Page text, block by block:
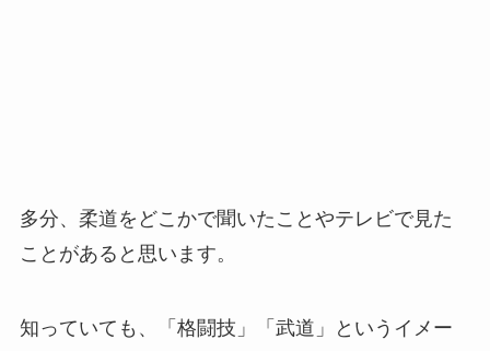
多分、柔道をどこかで聞いたことやテレビで見た
ことがあると思います。
知っていても、「格闘技」「武道」というイメー